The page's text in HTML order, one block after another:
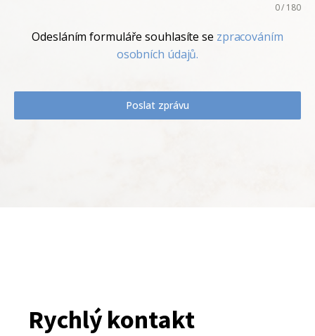
0 / 180
Odesláním formuláře souhlasíte se zpracováním
osobních údajů.
Poslat zprávu
Rychlý kontakt